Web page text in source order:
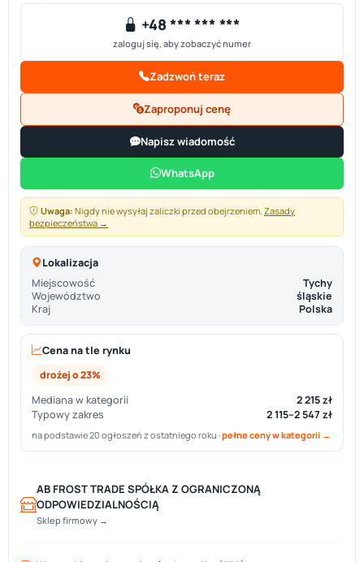
+48 *** *** ***
zaloguj się, aby zobaczyć numer
Zadzwoń teraz
Zaproponuj cenę
Napisz wiadomość
WhatsApp
Uwaga: Nigdy nie wysyłaj zaliczki przed obejrzeniem. Zasady
bezpieczeństwa →
Lokalizacja
Miejscowość
Tychy
Województwo
śląskie
Kraj
Polska
Cena na tle rynku
drożej o 23%
Mediana w kategorii
2 215 zł
Typowy zakres
2 115–2 547 zł
na podstawie 20 ogłoszeń z ostatniego roku ·pełne ceny w kategorii →
AB FROST TRADE SPÓŁKA Z OGRANICZONĄ
ODPOWIEDZIALNOŚCIĄ
Sklep firmowy →